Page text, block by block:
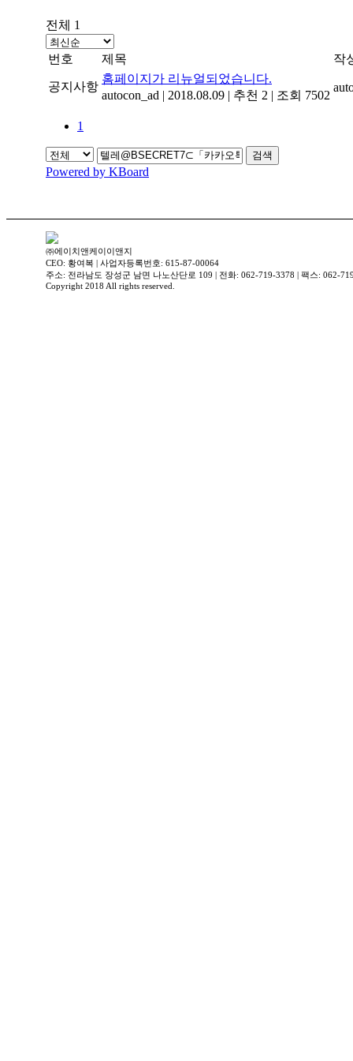
전체 1
번호 제목 작
공지사항
홈페이지가 리뉴얼되었습니다.
autocon_ad | 2018.08.09 | 추천 2 | 조회 7502
1
검색
Powered by KBoard
㈜에이치앤케이이앤지
CEO: 황여복 | 사업자등록번호: 615-87-00064
주소: 전라남도 장성군 남면 나노산단로 109 | 전화: 062-719-3378 | 팩스: 062-
Copyright 2018 All rights reserved.